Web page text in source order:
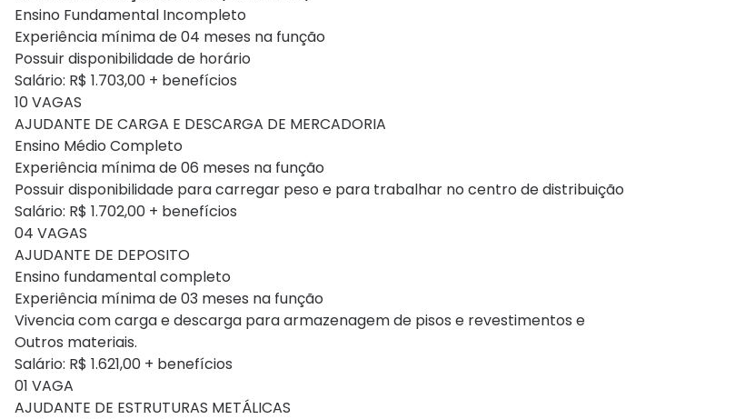
Ensino Fundamental Incompleto
Experiência mínima de 04 meses na função
Possuir disponibilidade de horário
Salário: R$ 1.703,00 + benefícios
10 VAGAS
AJUDANTE DE CARGA E DESCARGA DE MERCADORIA
Ensino Médio Completo
Experiência mínima de 06 meses na função
Possuir disponibilidade para carregar peso e para trabalhar no centro de distribuição
Salário: R$ 1.702,00 + benefícios
04 VAGAS
AJUDANTE DE DEPOSITO
Ensino fundamental completo
Experiência mínima de 03 meses na função
Vivencia com carga e descarga para armazenagem de pisos e revestimentos e
Outros materiais.
Salário: R$ 1.621,00 + benefícios
01 VAGA
AJUDANTE DE ESTRUTURAS METÁLICAS